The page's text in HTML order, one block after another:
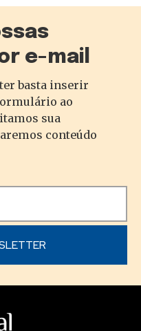
e-mail
basta inserir
ao
sua
conteúdo